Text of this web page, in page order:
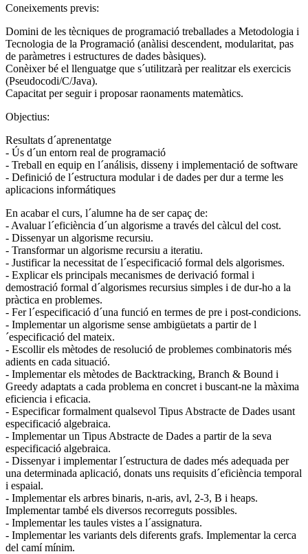
Coneixements previs:
Domini de les tècniques de programació treballades a Metodologia i
Tecnologia de la Programació (anàlisi descendent, modularitat, pas
de paràmetres i estructures de dades bàsiques).
Conèixer bé el llenguatge que s´utilitzarà per realitzar els exercicis
(Pseudocodi/C/Java).
Capacitat per seguir i proposar raonaments matemàtics.
Objectius:
Resultats d´aprenentatge
- Ús d´un entorn real de programació
- Treball en equip en l´análisis, disseny i implementació de software
- Definició de l´estructura modular i de dades per dur a terme les
aplicacions informátiques
En acabar el curs, l´alumne ha de ser capaç de:
- Avaluar l´eficiència d´un algorisme a través del càlcul del cost.
- Dissenyar un algorisme recursiu.
- Transformar un algorisme recursiu a iteratiu.
- Justificar la necessitat de l´especificació formal dels algorismes.
- Explicar els principals mecanismes de derivació formal i
demostració formal d´algorismes recursius simples i de dur-ho a la
pràctica en problemes.
- Fer l´especificació d´una funció en termes de pre i post-condicions.
- Implementar un algorisme sense ambigüetats a partir de l
´especificació del mateix.
- Escollir els mètodes de resolució de problemes combinatoris més
adients en cada situació.
- Implementar els mètodes de Backtracking, Branch & Bound i
Greedy adaptats a cada problema en concret i buscant-ne la màxima
eficiencia i eficacia.
- Especificar formalment qualsevol Tipus Abstracte de Dades usant
especificació algebraica.
- Implementar un Tipus Abstracte de Dades a partir de la seva
especificació algebraica.
- Dissenyar i implementar l´estructura de dades més adequada per
una determinada aplicació, donats uns requisits d´eficiència temporal
i espaial.
- Implementar els arbres binaris, n-aris, avl, 2-3, B i heaps.
Implementar també els diversos recorreguts possibles.
- Implementar les taules vistes a l´assignatura.
- Implementar les variants dels diferents grafs. Implementar la cerca
del camí mínim.